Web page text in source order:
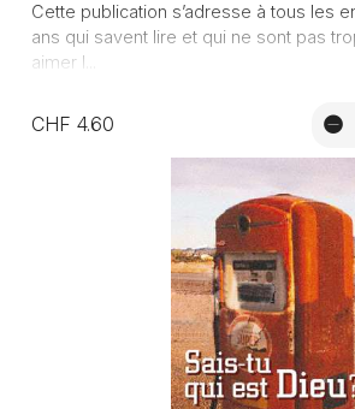
Cette publication s’adresse à tous les
ans qui savent lire et qui ne sont pas
aimer l...
CHF 4.60